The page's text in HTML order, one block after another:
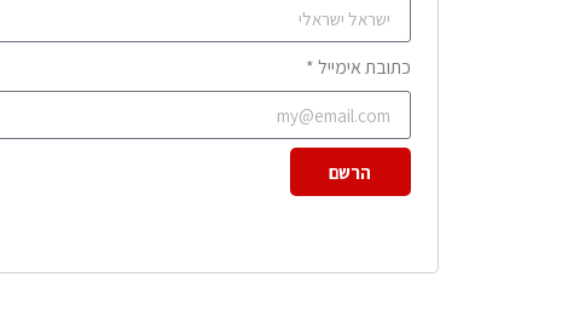
כתובת אימייל *
הרשם